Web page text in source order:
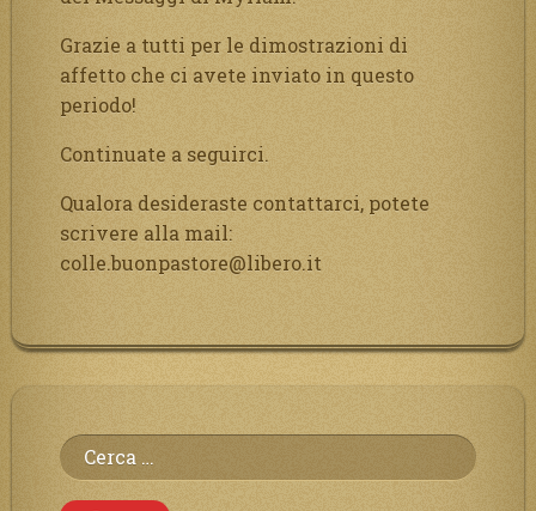
Grazie a tutti per le dimostrazioni di
affetto che ci avete inviato in questo
periodo!
Continuate a seguirci.
Qualora desideraste contattarci, potete
scrivere alla mail:
colle.buonpastore@libero.it
Ricerca
per: